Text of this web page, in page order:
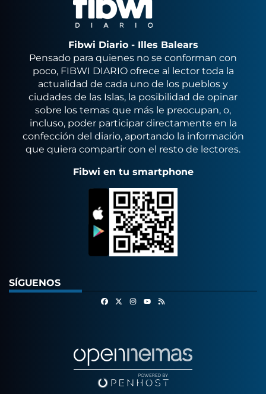
Fibwi Diario - Illes Balears
Pensado para quienes no se conforman con
poco, FIBWI DIARIO ofrece al lector toda la
actualidad de cada uno de los pueblos y
ciudades de las Islas, la posibilidad de opinar
sobre los temas que más le preocupan, o,
incluso, poder participar directamente en la
confección del diario, aportando la información
que quiera compartir con el resto de lectores.
Fibwi en tu smartphone
SÍGUENOS
FacebookInstagram